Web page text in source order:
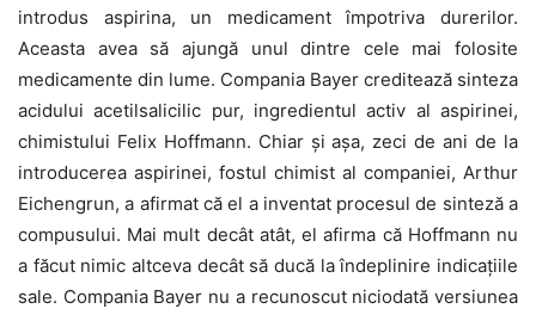
introdus aspirina, un medicament împotriva durerilor.
Aceasta avea să ajungă unul dintre cele mai folosite
medicamente din lume. Compania Bayer creditează sinteza
acidului acetilsalicilic pur, ingredientul activ al aspirinei,
chimistului Felix Hoffmann. Chiar și așa, zeci de ani de la
introducerea aspirinei, fostul chimist al companiei, Arthur
Eichengrun, a afirmat că el a inventat procesul de sinteză a
compusului. Mai mult decât atât, el afirma că Hoffmann nu
a făcut nimic altceva decât să ducă la îndeplinire indicațiile
sale. Compania Bayer nu a recunoscut niciodată versiunea